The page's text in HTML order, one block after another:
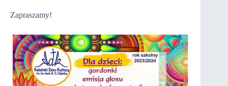
Zapraszamy!